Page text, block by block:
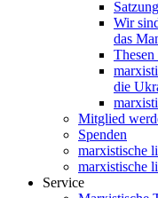
Satzung
Wir
das
die
Mitglied
Spenden
marxistische
marxistische
Service